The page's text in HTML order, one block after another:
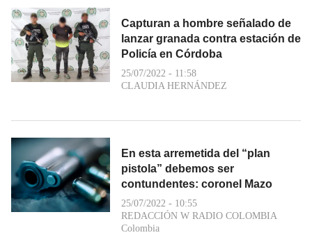
Capturan a hombre señalado de
lanzar granada contra estación de
Policía en Córdoba
25/07/2022 - 11:58
CLAUDIA HERNÁNDEZ
En esta arremetida del “plan
pistola” debemos ser
contundentes: coronel Mazo
25/07/2022 - 10:55
REDACCIÓN W RADIO COLOMBIA
Colombia